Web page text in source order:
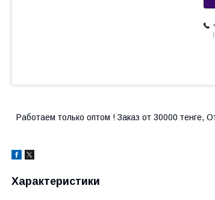
Работаем только оптом ! Заказ от 30000 тенге,
Характеристики